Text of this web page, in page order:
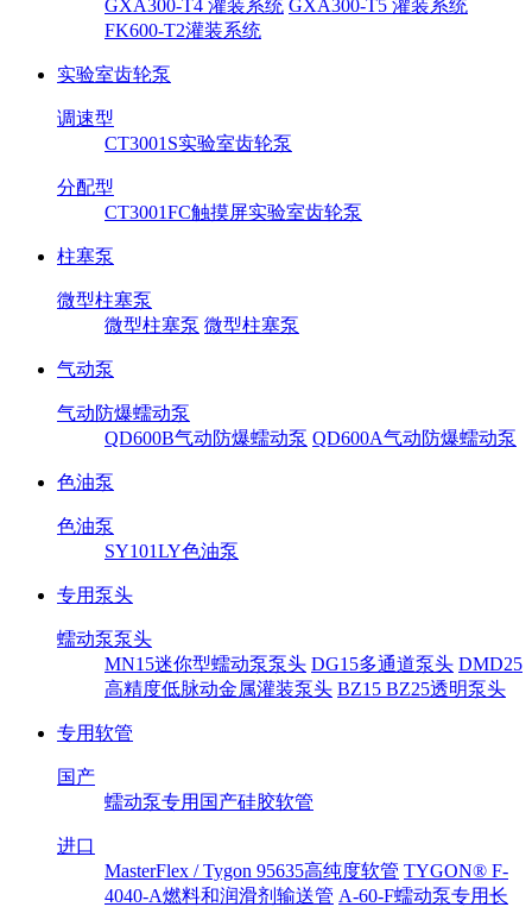
GXA300-T4 灌装系统 GXA300-T5 灌装系统
FK600-T2灌装系统
实验室齿轮泵
调速型
CT3001S实验室齿轮泵
分配型
CT3001FC触摸屏实验室齿轮泵
柱塞泵
微型柱塞泵
微型柱塞泵 微型柱塞泵
气动泵
气动防爆蠕动泵
QD600B气动防爆蠕动泵 QD600A气动防爆蠕动泵
色油泵
色油泵
SY101LY色油泵
专用泵头
蠕动泵泵头
MN15迷你型蠕动泵泵头 DG15多通道泵头 DMD25
高精度低脉动金属灌装泵头 BZ15 BZ25透明泵头
专用软管
国产
蠕动泵专用国产硅胶软管
进口
MasterFlex / Tygon 95635高纯度软管 TYGON® F-
4040-A燃料和润滑剂输送管 A-60-F蠕动泵专用长